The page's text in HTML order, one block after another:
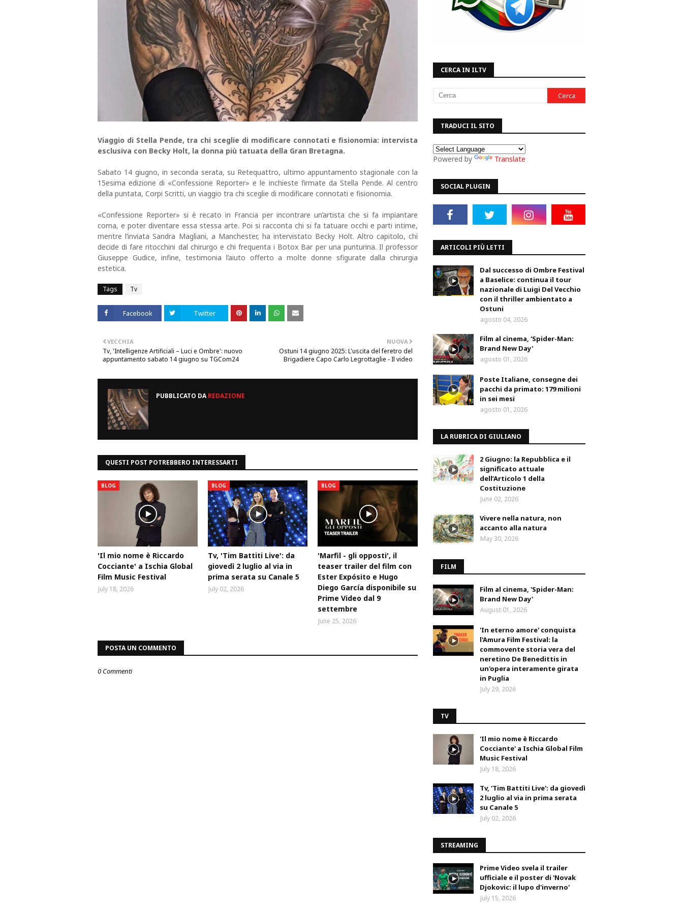
Viaggio di Stella Pende, tra chi sceglie di modificare connotati e fisionomia: intervista
esclusiva con Becky Holt, la donna più tatuata della Gran Bretagna.
Sabato 14 giugno, in seconda serata, su Retequattro, ultimo appuntamento stagionale con la
15esima edizione di «Confessione Reporter» e le inchieste firmate da Stella Pende. Al centro
della puntata, Corpi Scritti, un viaggio tra chi sceglie di modificare connotati e fisionomia.
«Confessione Reporter» si è recato in Francia per incontrare un’artista che si fa impiantare
corna, e poter diventare essa stessa arte. Poi si racconta chi si fa tatuare occhi e parti intime,
mentre l’inviata Sandra Magliani, a Manchester, ha intervistato Becky Holt. Altro capitolo, chi
decide di fare ritocchini dal chirurgo e chi frequenta i Botox Bar per una punturina. Il professor
Giuseppe Gudice, infine, testimonia l’aiuto offerto a molte donne sfigurate dalla chirurgia
estetica.
Tags Tv
Facebook Twitter
NUOVA
Ostuni 14 giugno 2025: L'uscita del feretro del
Brigadiere Capo Carlo Legrottaglie - Il video
VECCHIA
Tv, 'Intelligenze Artificiali – Luci e Ombre': nuovo
appuntamento sabato 14 giugno su TGCom24
PUBBLICATO DAREDAZIONE
QUESTI POST POTREBBERO INTERESSARTI
BLOG
'Il mio nome è Riccardo
Cocciante' a Ischia Global
Film Music Festival
July 18, 2026
BLOG
Tv, 'Tim Battiti Live': da
giovedì 2 luglio al via in
prima serata su Canale 5
July 02, 2026
BLOG
'Marfil - gli opposti', il
teaser trailer del film con
Ester Expósito e Hugo
Diego García disponibile su
Prime Video dal 9
settembre
June 25, 2026
POSTA UN COMMENTO
0 Commenti
CERCA IN ILTV
TRADUCI IL SITO
Powered by Translate
SOCIAL PLUGIN
ARTICOLI PIÙ LETTI
Dal successo di Ombre Festival
a Baselice: continua il tour
nazionale di Luigi Del Vecchio
con il thriller ambientato a
Ostuni
agosto 04, 2026
Film al cinema, 'Spider-Man:
Brand New Day'
agosto 01, 2026
Poste Italiane, consegne dei
pacchi da primato: 179 milioni
in sei mesi
agosto 01, 2026
LA RUBRICA DI GIULIANO
2 Giugno: la Repubblica e il
significato attuale
dell’Articolo 1 della
Costituzione
June 02, 2026
Vivere nella natura, non
accanto alla natura
May 30, 2026
FILM
Film al cinema, 'Spider-Man:
Brand New Day'
August 01, 2026
'In eterno amore' conquista
l'Amura Film Festival: la
commovente storia vera del
neretino De Benedittis in
un'opera interamente girata
in Puglia
July 29, 2026
TV
'Il mio nome è Riccardo
Cocciante' a Ischia Global Film
Music Festival
July 18, 2026
Tv, 'Tim Battiti Live': da giovedì
2 luglio al via in prima serata
su Canale 5
July 02, 2026
STREAMING
Prime Video svela il trailer
ufficiale e il poster di 'Novak
Djokovic: il lupo d'inverno'
July 15, 2026